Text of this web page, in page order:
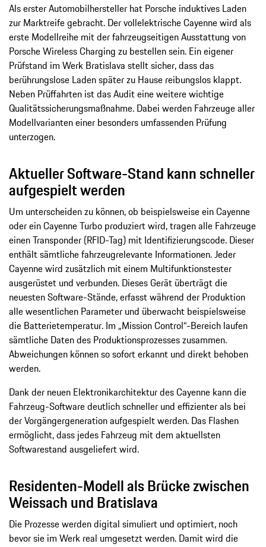
Als erster Automobilhersteller hat Porsche induktives Laden
zur Marktreife gebracht. Der vollelektrische Cayenne wird als
erste Modellreihe mit der fahrzeugseitigen Ausstattung von
Porsche Wireless Charging zu bestellen sein. Ein eigener
Prüfstand im Werk Bratislava stellt sicher, dass das
berührungslose Laden später zu Hause reibungslos klappt.
Neben Prüffahrten ist das Audit eine weitere wichtige
Qualitätssicherungsmaßnahme. Dabei werden Fahrzeuge aller
Modellvarianten einer besonders umfassenden Prüfung
unterzogen.
Aktueller Software-Stand kann schneller
aufgespielt werden
Um unterscheiden zu können, ob beispielsweise ein Cayenne
oder ein Cayenne Turbo produziert wird, tragen alle Fahrzeuge
einen Transponder (RFID-Tag) mit Identifizierungscode. Dieser
enthält sämtliche fahrzeugrelevante Informationen. Jeder
Cayenne wird zusätzlich mit einem Multifunktionstester
ausgerüstet und verbunden. Dieses Gerät überträgt die
neuesten Software-Stände, erfasst während der Produktion
alle wesentlichen Parameter und überwacht beispielsweise
die Batterietemperatur. Im „Mission Control“-Bereich laufen
sämtliche Daten des Produktionsprozesses zusammen.
Abweichungen können so sofort erkannt und direkt behoben
werden.
Dank der neuen Elektronikarchitektur des Cayenne kann die
Fahrzeug-Software deutlich schneller und effizienter als bei
der Vorgängergeneration aufgespielt werden. Das Flashen
ermöglicht, dass jedes Fahrzeug mit dem aktuellsten
Softwarestand ausgeliefert wird.
Residenten-Modell als Brücke zwischen
Weissach und Bratislava
Die Prozesse werden digital simuliert und optimiert, noch
bevor sie im Werk real umgesetzt werden. Damit wird die